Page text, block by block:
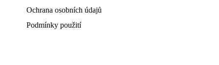
Ochrana osobních údajů
Podmínky použití